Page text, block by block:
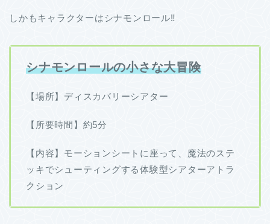
しかもキャラクターはシナモンロール‼
シナモンロールの小さな大冒険
【場所】ディスカバリーシアター
【所要時間】約5分
【内容】モーションシートに座って、魔法のステ
ッキでシューティングする体験型シアターアトラ
クション